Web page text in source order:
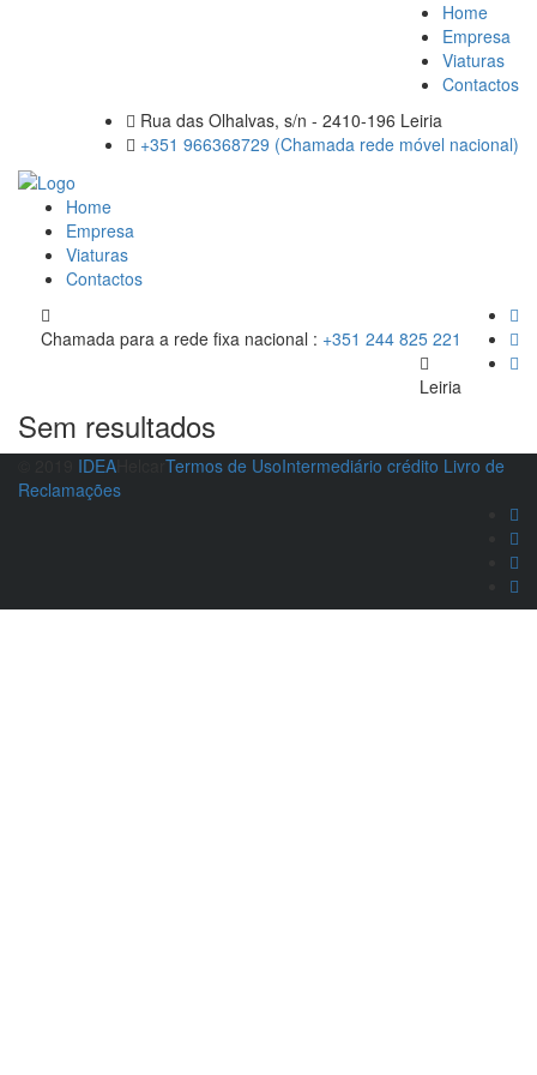
Home
Empresa
Viaturas
Contactos
Rua das Olhalvas, s/n - 2410-196 Leiria
+351 966368729 (Chamada rede móvel nacional)
Home
Empresa
Viaturas
Contactos
Chamada para a rede fixa nacional : +351 244 825 221
Leiria
Sem resultados
IDEA Termos de UsoIntermediário crédito Livro de
Reclamações